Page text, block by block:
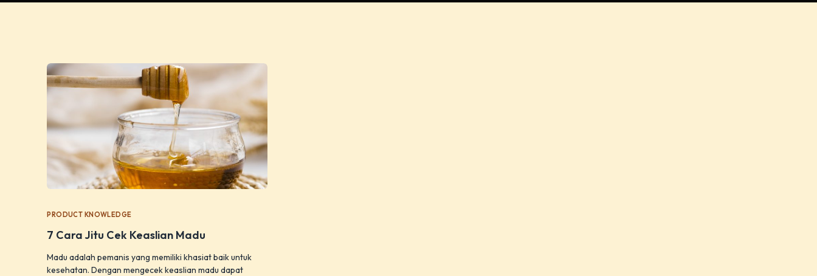
PRODUCT KNOWLEDGE
7 Cara Jitu Cek Keaslian Madu
Madu adalah pemanis yang memiliki khasiat baik untuk
kesehatan. Dengan mengecek keaslian madu dapat